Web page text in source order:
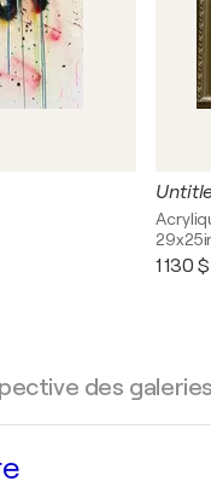
1 130
des galeries